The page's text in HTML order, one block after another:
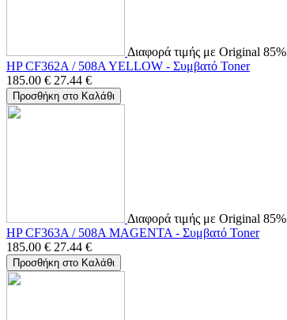
Διαφορά τιμής με Original 85%
HP CF362A / 508A YELLOW - Συμβατό Toner
185.00 € 27.44 €
Προσθήκη στο Καλάθι
Διαφορά τιμής με Original 85%
HP CF363A / 508A MAGENTA - Συμβατό Toner
185.00 € 27.44 €
Προσθήκη στο Καλάθι